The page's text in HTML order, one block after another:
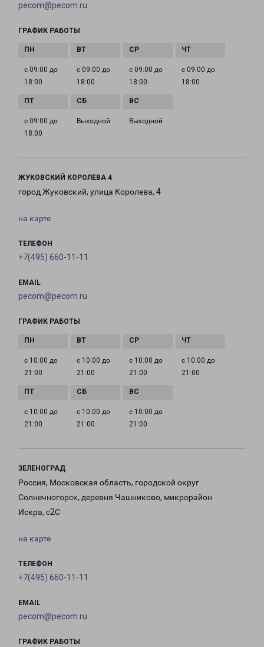
pecom@pecom.ru
ГРАФИК РАБОТЫ
с 09:00 до
18:00
с 09:00 до
18:00
с 09:00 до
18:00
с 09:00 до
18:00
с 09:00 до
18:00
Выходной Выходной
ЖУКОВСКИЙ КОРОЛЕВА 4
город Жуковский, улица Королева, 4
на карте
ТЕЛЕФОН
+7(495) 660-11-11
EMAIL
pecom@pecom.ru
ГРАФИК РАБОТЫ
с 10:00 до
21:00
с 10:00 до
21:00
с 10:00 до
21:00
с 10:00 до
21:00
с 10:00 до
21:00
с 10:00 до
21:00
с 10:00 до
21:00
ЗЕЛЕНОГРАД
Россия, Московская область, городской округ
Солнечногорск, деревня Чашниково, микрорайон
Искра, с2С
на карте
ТЕЛЕФОН
+7(495) 660-11-11
EMAIL
pecom@pecom.ru
ГРАФИК РАБОТЫ